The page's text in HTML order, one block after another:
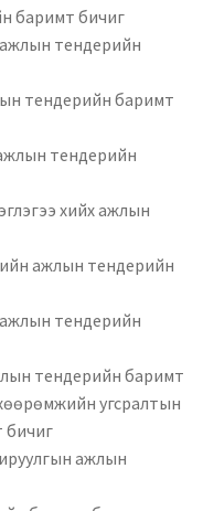
баримт бичиг
тендерийн
тендерийн баримт
тендерийн
хийх ажлын
ажлын тендерийн
тендерийн
тендерийн баримт
угсралтын
бичиг
ажлын